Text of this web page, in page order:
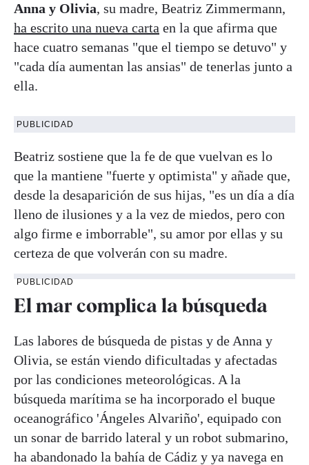
Anna y Olivia, su madre, Beatriz Zimmermann,
ha escrito una nueva carta en la que afirma que
hace cuatro semanas "que el tiempo se detuvo" y
"cada día aumentan las ansias" de tenerlas junto a
ella.
PUBLICIDAD
Beatriz sostiene que la fe de que vuelvan es lo
que la mantiene "fuerte y optimista" y añade que,
desde la desaparición de sus hijas, "es un día a día
lleno de ilusiones y a la vez de miedos, pero con
algo firme e imborrable", su amor por ellas y su
certeza de que volverán con su madre.
PUBLICIDAD
El mar complica la búsqueda
Las labores de búsqueda de pistas y de Anna y
Olivia, se están viendo dificultadas y afectadas
por las condiciones meteorológicas. A la
búsqueda marítima se ha incorporado el buque
oceanográfico 'Ángeles Alvariño', equipado con
un sonar de barrido lateral y un robot submarino,
ha abandonado la bahía de Cádiz y ya navega en